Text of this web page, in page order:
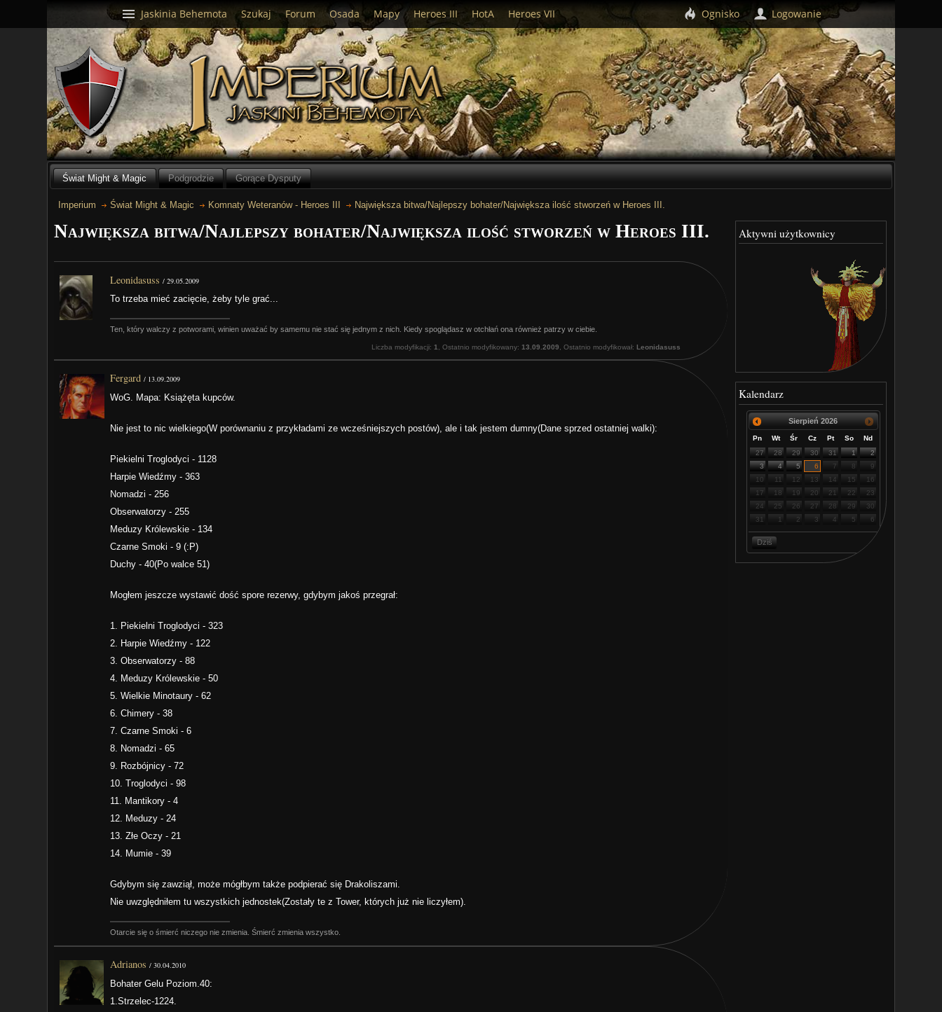
Świat Might & Magic Podgrodzie Gorące Dysputy
Imperium Świat Might & Magic Komnaty Weteranów - Heroes III Największa bitwa/Najlepszy bohater/Największa ilość stworzeń w Heroes III.
Największa bitwa/Najlepszy bohater/Największa ilość stworzeń w Heroes III.
Leonidasuss /29.05.2009
To trzeba mieć zacięcie, żeby tyle grać...
Ten, który walczy z potworami, winien uważać by samemu nie stać się jednym z nich. Kiedy spoglądasz w otchłań ona również patrzy w ciebie.
Liczba modyfikacji:1 , Ostatnio modyfikowany:13.09.2009 , Ostatnio modyfikował:Leonidasuss
Fergard / 13.09.2009
WoG. Mapa: Książęta kupców.
Nie jest to nic wielkiego(W porównaniu z przykładami ze wcześniejszych postów), ale i tak jestem dumny(Dane sprzed ostatniej walki):
Piekielni Troglodyci - 1128
Harpie Wiedźmy - 363
Nomadzi - 256
Obserwatorzy - 255
Meduzy Królewskie - 134
Czarne Smoki - 9 (:P)
Duchy - 40(Po walce 51)
Mogłem jeszcze wystawić dość spore rezerwy, gdybym jakoś przegrał:
1. Piekielni Troglodyci - 323
2. Harpie Wiedźmy - 122
3. Obserwatorzy - 88
4. Meduzy Królewskie - 50
5. Wielkie Minotaury - 62
6. Chimery - 38
7. Czarne Smoki - 6
8. Nomadzi - 65
9. Rozbójnicy - 72
10. Troglodyci - 98
11. Mantikory - 4
12. Meduzy - 24
13. Złe Oczy - 21
14. Mumie - 39
Gdybym się zawziął, może mógłbym także podpierać się Drakoliszami.
Nie uwzględniłem tu wszystkich jednostek(Zostały te z Tower, których już nie liczyłem).
Otarcie się o śmierć niczego nie zmienia. Śmierć zmienia wszystko.
Adrianos /30.04.2010
Bohater Gelu Poziom.40:
1.Strzelec-1224.
Aktywni użytkownicy
Kalendarz
Sierpień 2026
Pn Wt Śr Cz Pt So
Nd
27
28 29 30 31 1
2
3
4 5 6 7 8
9
10
11 12 13 14 15
16
17
18 19 20 21 22
23
24
25 26 27 28 29
30
31
1 2 3 4 5 6
Dziś
Jaskinia Behemota Szukaj Forum Osada Mapy Heroes III HotA Heroes VII Ognisko Logowanie